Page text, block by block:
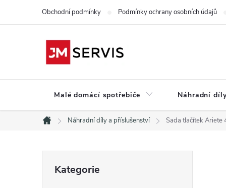
Obchodní podmínky Podmínky ochrany osobních údajů
Malé domácí spotřebiče Náhradní
Domů
Náhradní díly a příslušenství Sada tlačítek
kategorie
Kategorie